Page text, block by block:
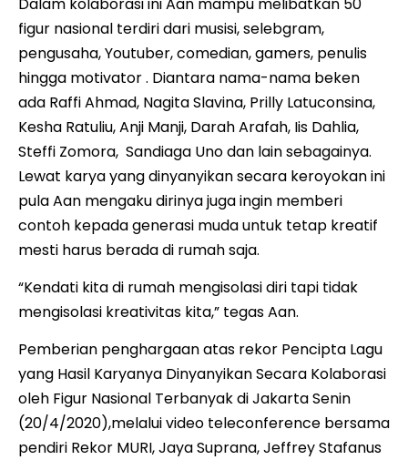
figur nasional terdiri dari musisi, selebgram,
pengusaha, Youtuber, comedian, gamers, penulis
hingga motivator . Diantara nama-nama beken
ada Raffi Ahmad, Nagita Slavina, Prilly Latuconsina,
Kesha Ratuliu, Anji Manji, Darah Arafah, Iis Dahlia,
Steffi Zomora, Sandiaga Uno dan lain sebagainya.
Lewat karya yang dinyanyikan secara keroyokan ini
pula Aan mengaku dirinya juga ingin memberi
contoh kepada generasi muda untuk tetap kreatif
mesti harus berada di rumah saja.
“Kendati kita di rumah mengisolasi diri tapi tidak
mengisolasi kreativitas kita,” tegas Aan.
Pemberian penghargaan atas rekor Pencipta Lagu
yang Hasil Karyanya Dinyanyikan Secara Kolaborasi
oleh Figur Nasional Terbanyak di Jakarta Senin
(20/4/2020),melalui video teleconference bersama
pendiri Rekor MURI, Jaya Suprana, Jeffrey Stafanus